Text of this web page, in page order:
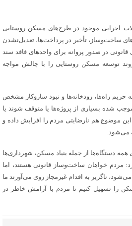
اجرایی موجود در طرح‌های مسکن روستایی
ساخت‌وساز، تأخیر در پرداخت‌ها، تعدیل‌نشدن
در صدور پروانه برای واحدهای فاقد سند
توسعه مسکن روستایی را با چالش مواجه
راه‌ها، رودخانه‌ها و نبود سازوکار مشخص
شده بسیاری از پروژه‌ها یا متوقف شوند یا
موضوع هم نارضایتی مردم را افزایش داده و
می‌شود.
دستگاه‌ها از جمله بنیاد مسکن، شهرداری‌ها
مردم خواهان ساخت‌وساز قانونی هستند، اما
ناگزیر به اقدام غیرمجاز روی می‌آورند ما
را تسهیل کنیم تا مردم با آرامش خاطر در